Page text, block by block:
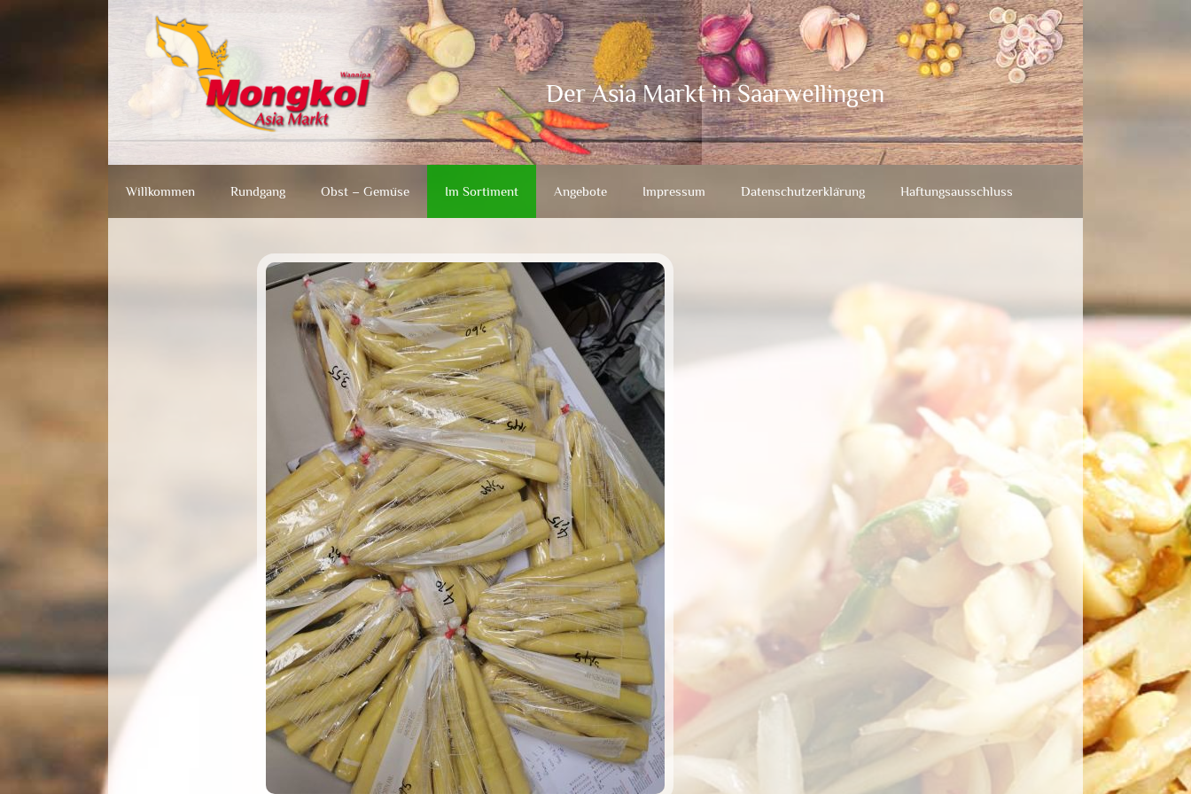
Der Asia Markt in Saarwellingen
Willkommen Rundgang Obst – Gemüse Im Sortiment Angebote Impressum Datenschutzerklärung Haftungsausschluss